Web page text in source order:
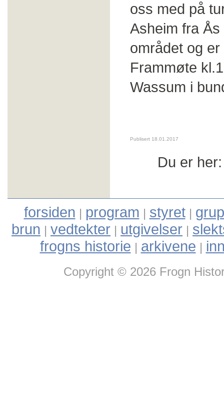
oss med på
Asheim fra
området og
Frammøte
Wassum i
Publisert 18.01.2017
Du er
forsiden | program | styret|
brun | vedtekter | utgivelser |
frogns historie | arkivene |
Copyright © 2026 Frogn